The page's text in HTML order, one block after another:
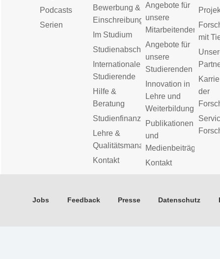
Podcasts
Serien
Bewerbung &
Einschreibung
Im Studium
Studienabschluss
Internationale
Studierende
Hilfe &
Beratung
Studienfinanzierung
Lehre &
Qualitätsmanagement
Kontakt
Angebote für
unsere
Mitarbeitenden
Angebote für
unsere
Studierenden
Innovation in
Lehre und
Weiterbildung
Publikationen
und
Medienbeiträge
Kontakt
mit
der
Jobs Feedback Presse Datenschutz